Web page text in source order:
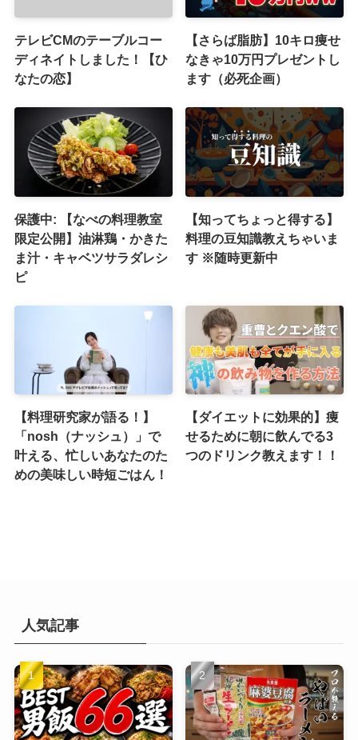
テレビCMのテーブルコー
ディネイトしました！【ひ
なたの恋】
【さらば脂肪】10キロ痩せ
なきゃ10万円プレゼントし
ます（必死企画）
保護中: 【なべの料理教室
限定公開】油淋鶏・かきた
ま汁・キャベツサラダレシ
ピ
【知ってちょっと得する】
料理の豆知識教えちゃいま
す ※随時更新中
【料理研究家が語る！】
「nosh（ナッシュ）」で
叶える、忙しいあなたのた
めの美味しい時短ごはん！
【ダイエットに効果的】痩
せるために朝に飲んでる3
つのドリンク教えます！！
人気記事